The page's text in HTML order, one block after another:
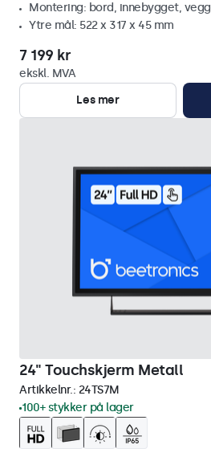
Montering: bord, innebygget, vegg
Ytre mål: 522 x 317 x 45 mm
7 199 kr
ekskl. MVA
Les mer
24" Touchskjerm Metall
Artikkelnr.: 24TS7M
100+ stykker på lager